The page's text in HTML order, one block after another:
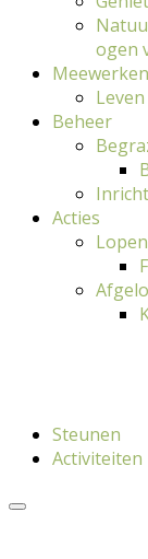
ogen
Meewerken
Beheer
Acties
Steunen
Activiteiten